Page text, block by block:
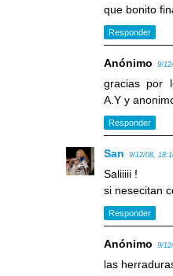
que bonito
Responder
Anónimo 9/
gracias por
A.Y y
Responder
San 9/12/08,
Saliiiii !
si nesecitan
Responder
Anónimo 9/
las